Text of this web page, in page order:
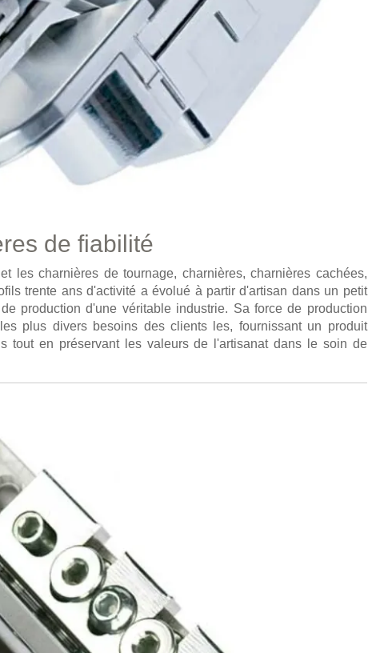
de fiabilité
les charnières de tournage, charnières, charnières cachées,
trente ans d'activité a évolué à partir d'artisan dans un petit
production d'une véritable industrie. Sa force de production
plus divers besoins des clients les, fournissant un produit
tout en préservant les valeurs de l'artisanat dans le soin de